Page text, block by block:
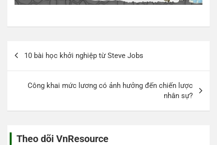
10 bài học khởi nghiệp từ Steve Jobs
Công khai mức lương có ảnh hưởng đến chiến lược
nhân sự?
Theo dõi VnResource